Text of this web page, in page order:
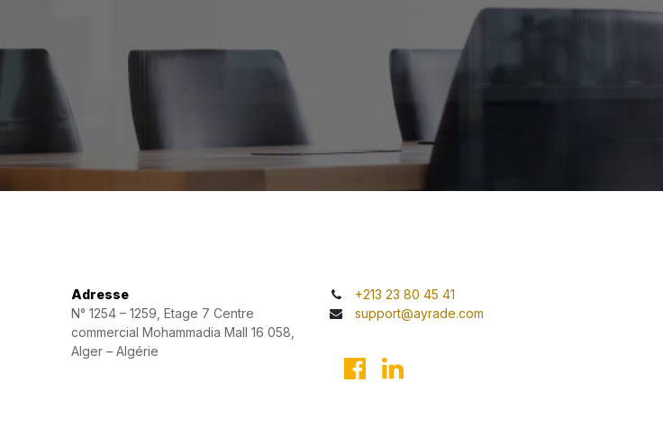
Adresse
N° 1254 – 1259, Etage 7 Centre
commercial Mohammadia Mall 16 058,
Alger – Algérie
+213 23 80 45 41
support@ayrade.com